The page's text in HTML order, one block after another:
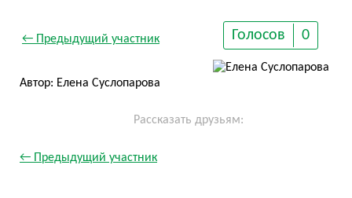
← Предыдущий участник Голосов 0
Автор: Елена Суслопарова
Рассказать друзьям:
← Предыдущий участник